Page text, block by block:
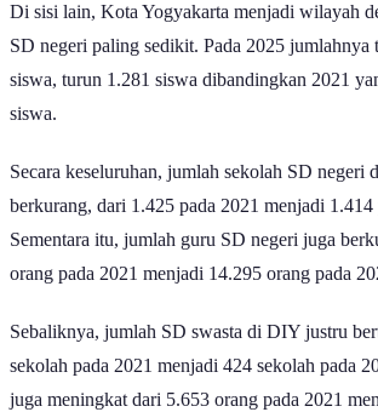
Di sisi lain, Kota Yogyakarta menjadi wilayah
SD negeri paling sedikit. Pada 2025 jumlahnya
siswa, turun 1.281 siswa dibandingkan 2021
siswa.
Secara keseluruhan, jumlah sekolah SD negeri
berkurang, dari 1.425 pada 2021 menjadi 1.414
Sementara itu, jumlah guru SD negeri juga
orang pada 2021 menjadi 14.295 orang pada
Sebaliknya, jumlah SD swasta di DIY justru
sekolah pada 2021 menjadi 424 sekolah pada
juga meningkat dari 5.653 orang pada 2021